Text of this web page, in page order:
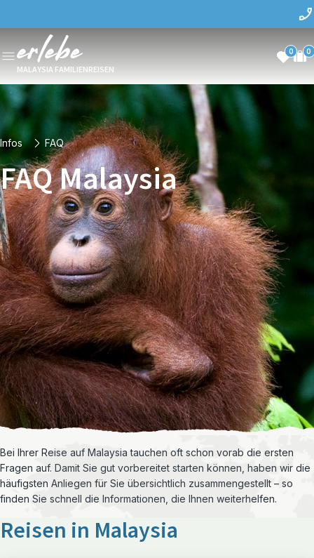
MALAYSIA FAMILIENREISEN
0 0
Infos FAQ
FAQ Malaysia
Bei Ihrer Reise auf Malaysia tauchen oft schon vorab die ersten
Fragen auf. Damit Sie gut vorbereitet starten können, haben wir die
häufigsten Anliegen für Sie übersichtlich zusammengestellt – so
finden Sie schnell die Informationen, die Ihnen weiterhelfen.
Reisen in Malaysia